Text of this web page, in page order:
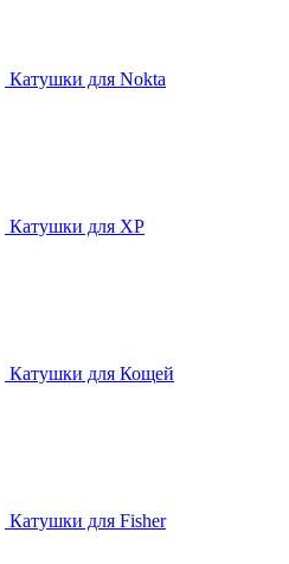
Катушки для Nokta
Катушки для ХР
Катушки для Кощей
Катушки для Fisher